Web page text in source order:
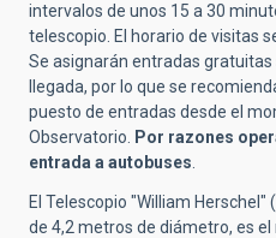
intervalos de unos 15 a 30
telescopio. El horario de visitas
Se asignarán entradas
llegada, por lo que se
puesto de entradas desde el
Observatorio.
Por razones
entrada a autobuses
El Telescopio "William
de 4,2 metros de diámetro, es